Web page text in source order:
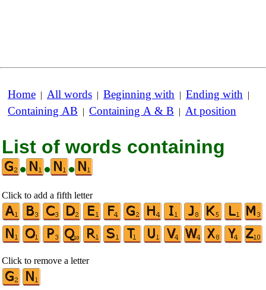
Home | All words | Beginning with | Ending with |
Containing AB | Containing A & B | At position
List of words containing
•
• •
Click to add a fifth letter
Click to remove a letter